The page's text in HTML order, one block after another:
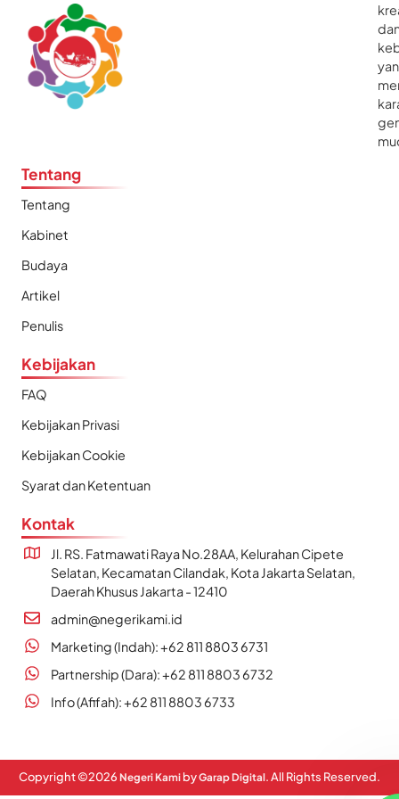
Tentang
Tentang
Kabinet
Budaya
Artikel
Penulis
Kebijakan
FAQ
Kebijakan Privasi
Kebijakan Cookie
Syarat dan Ketentuan
Kontak
Jl. RS. Fatmawati Raya No.28AA, Kelurahan Cipete
Selatan, Kecamatan Cilandak, Kota Jakarta Selatan,
Daerah Khusus Jakarta - 12410
admin@negerikami.id
Marketing (Indah): +62 811 8803 6731
Partnership (Dara): +62 811 8803 6732
Info (Afifah): +62 811 8803 6733
Copyright ©2026 Negeri Kami byGarap Digital. All Rights Reserved.